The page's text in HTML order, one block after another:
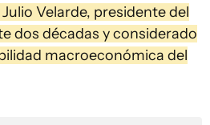
Velarde, presidente del
dos décadas y considerado
macroeconómica del